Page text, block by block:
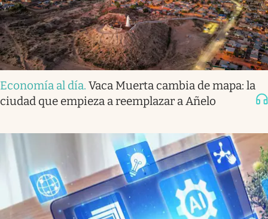
Economía al día. Vaca Muerta cambia de mapa: la
ciudad que empieza a reemplazar a Añelo